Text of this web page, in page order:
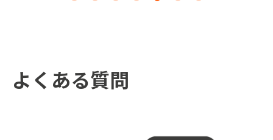
よくある質問